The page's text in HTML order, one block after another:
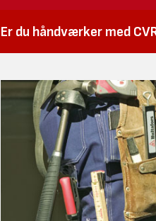
Er du håndværker med